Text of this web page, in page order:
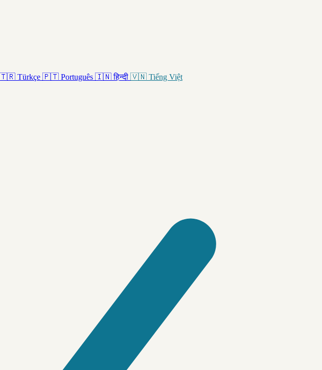
Türkçe 🇵🇹 Português 🇮🇳 हिन्दी 🇻🇳 Tiếng Việt